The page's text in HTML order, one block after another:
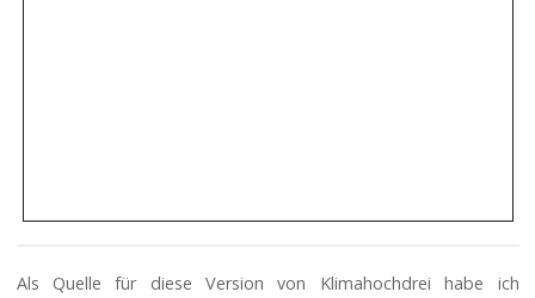
Als Quelle für diese Version von Klimahochdrei habe ich